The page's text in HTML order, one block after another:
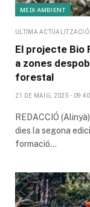
MEDI AMBIENT
ULTIMA ACTUALITZACIÓ
El projecte Bio
a zones
forestal
21 DE MAIG, 2025 - 09:40
REDACCIÓ
dies la segona
formació…